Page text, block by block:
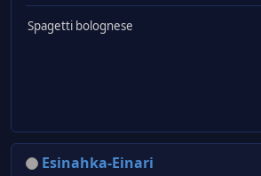
Spagetti bolognese
Esinahka-Einari